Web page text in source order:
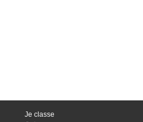
Je classe